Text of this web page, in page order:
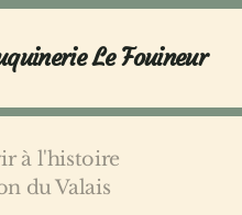
Le Fouineur
à l'histoire
du Valais